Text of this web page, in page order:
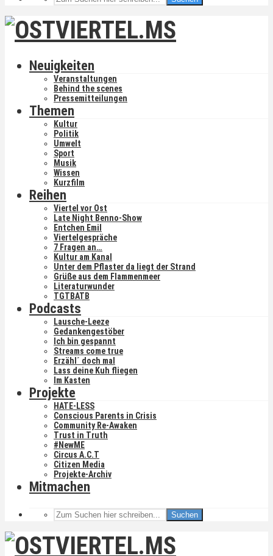
Neuigkeiten
Veranstaltungen
Behind the scenes
Pressemitteilungen
Themen
Kultur
Politik
Umwelt
Sport
Musik
Wissen
Kurzfilm
Reihen
Viertel vor Ost
Late Night Benno-Show
Entchen Emil
Viertelgespräche
7 Fragen an…
Kultur am Kanal
Unter dem Pflaster da liegt der Strand
Grüße aus dem Flammenmeer
Literaturwunder
TGTBATB
Podcasts
Lausche-Leeze
Gedankengestöber
Ich bin gespannt
Streams come true
Erzähl´ doch mal
Lass deine Kuh fliegen
Im Kasten
Projekte
HATE-LESS
Conscious Parents in Crisis
Community Re-Awaken
Trust in Truth
#NewME
Circus A.C.T
Citizen Media
Projekte-Archiv
Mitmachen
Suchen